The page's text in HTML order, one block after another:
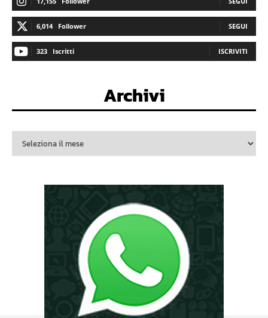
6,014 Follower SEGUI
323 Iscritti ISCRIVITI
Archivi